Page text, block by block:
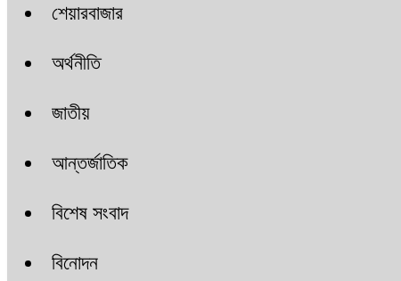
শেয়ারবাজার
অর্থনীতি
জাতীয়
আন্তর্জাতিক
বিশেষ সংবাদ
বিনোদন